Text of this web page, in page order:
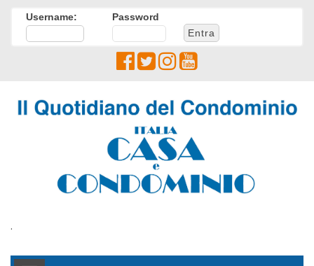
Username: Password
.